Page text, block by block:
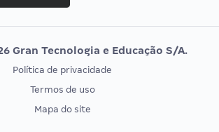
Vunesp
EXAME DE ORDEM
Gran Tecnologia e Educação S/A.
Política de privacidade
Termos de uso
Mapa do site